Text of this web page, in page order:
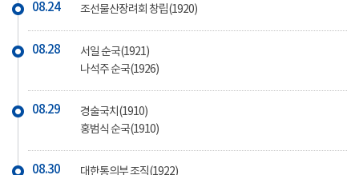
08.24 조선물산장려회 창립(1920)
08.28
서일 순국(1921)
나석주 순국(1926)
08.29
경술국치(1910)
홍범식 순국(1910)
08.30 대한통의부 조직(1922)